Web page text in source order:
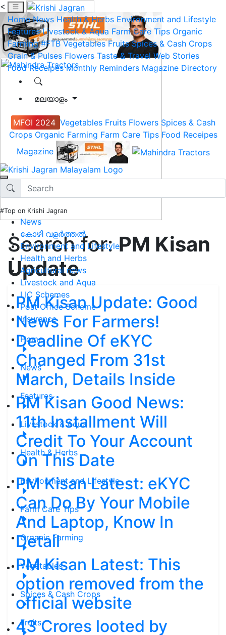
<
Home News Health & Herbs Environment and Lifestyle
Features Livestock & Aqua Farm Care Tips Organic
Farming #FTB Vegetables Fruits Spices & Cash Crops
Grain & Pulses Flowers Taste & Travel Web Stories
Food Receipes Monthly Reminders Magazine Directory
മലയാളം
MFOI 2024 Vegetables Fruits Flowers Spices & Cash
Crops Organic Farming Farm Care Tips Food Receipes
Magazine
#Top on Krishi Jagran
News
കോഴി വളർത്തൽ
Environment and Lifestyle
Health and Herbs
Agricultural news
Livestock and Aqua
LIC Schemes
Post Office Scheme
Insurance
Home
News
Features
Livestock & Aqua
Health & Herbs
Environment and Lifestyle
Farm Care Tips
Organic Farming
Vegetables
Spices & Cash Crops
Fruits
Search for:PM Kisan
Update
PM Kisan Update: Good
News For Farmers!
Deadline Of eKYC
Changed From 31st
March, Details Inside
PM Kisan Good News:
11th Installment Will
Credit To Your Account
On This Date
PM Kisan Latest: eKYC
Can Do By Your Mobile
And Laptop, Know In
Detail
PM Kisan Latest: This
option removed from the
official website
43 Crores looted by